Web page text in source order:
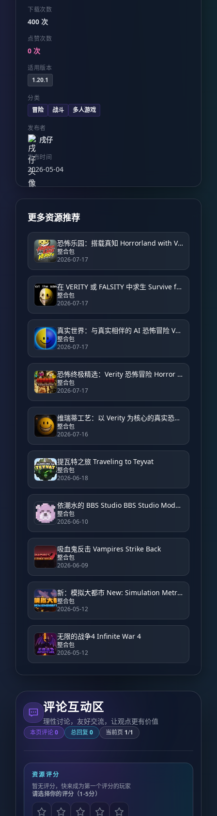
下载次数
400 次
点赞次数
0 次
适用版本
1.20.1
分类
冒险
战斗 多人游戏
发布者
戌仔
发布时间
2026-05-04
更多资源推荐
恐怖乐园：搭载真知 Horrorland with Verity – Horror
整合包
2026-07-17
在 VERITY 或 FALSITY 中求生 Survive from VERITY or FALSITY
整合包
2026-07-17
真实世界：与真实相伴的 AI 恐怖冒险 Verity World: An AI Horror Adventure with Verity
整合包
2026-07-17
恐怖终极精选：Verity 恐怖冒险 Horror Ultimate Selection: Verity Horror Adventure
整合包
2026-07-17
维瑞蒂工艺：以 Verity 为核心的真实恐怖体验 VerityCraft: A Realistic Horror Experience with Verity
整合包
2026-07-16
提瓦特之旅 Traveling to Teyvat
整合包
2026-06-18
依潮水的 BBS Studio BBS Studio Modpack by Yichao
整合包
2026-06-10
吸血鬼反击 Vampires Strike Back
整合包
2026-06-09
新：模拟大都市 New: Simulation Metropolis
整合包
2026-05-12
无限的战争4 Infinite War 4
整合包
2026-05-12
评论互动区
理性讨论，友好交流，让观点更有价值
本页评论0 总回复 0 当前页 1/1
资源评分
暂无评分，快来成为第一个评分的玩家
请选择你的评分（1-5分）